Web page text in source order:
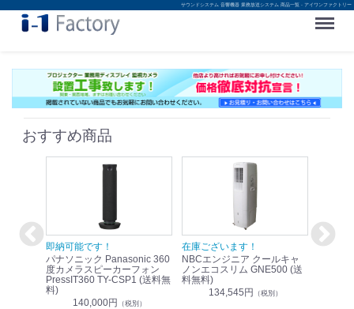
サウンドシステム 音響機器 業務放送システム 商品一覧 - アイワンファクトリー
Menu
おすすめ商品
即納可能です！
パナソニック Panasonic 360
度カメラスピーカーフォン
PressIT360 TY-CSP1 (送料無
料)
140,000円 （税別）
在庫ございます！
NBCエンジニア クールキャ
ノンエコスリム GNE500 (送
料無料)
134,545円 （税別）
即納可